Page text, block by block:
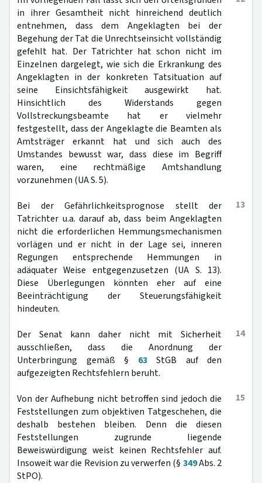
in ihrer Gesamtheit nicht hinreichend deutlich
entnehmen, dass dem Angeklagten bei der
Begehung der Tat die Unrechtseinsicht vollständig
gefehlt hat. Der Tatrichter hat schon nicht im
Einzelnen dargelegt, wie sich die Erkrankung des
Angeklagten in der konkreten Tatsituation auf
seine Einsichtsfähigkeit ausgewirkt hat.
Hinsichtlich des Widerstands gegen
Vollstreckungsbeamte hat er vielmehr
festgestellt, dass der Angeklagte die Beamten als
Amtsträger erkannt hat und sich auch des
Umstandes bewusst war, dass diese im Begriff
waren, eine rechtmäßige Amtshandlung
vorzunehmen (UA S. 5).
13
Bei der Gefährlichkeitsprognose stellt der
Tatrichter u.a. darauf ab, dass beim Angeklagten
nicht die erforderlichen Hemmungsmechanismen
vorlägen und er nicht in der Lage sei, inneren
Regungen entsprechende Hemmungen in
adäquater Weise entgegenzusetzen (UA S. 13).
Diese Überlegungen könnten eher auf eine
Beeinträchtigung der Steuerungsfähigkeit
hindeuten.
14
Der Senat kann daher nicht mit Sicherheit
ausschließen, dass die Anordnung der
Unterbringung gemäß § 63StGB auf den
aufgezeigten Rechtsfehlern beruht.
15
Von der Aufhebung nicht betroffen sind jedoch die
Feststellungen zum objektiven Tatgeschehen, die
deshalb bestehen bleiben. Denn die diesen
Feststellungen zugrunde liegende
Beweiswürdigung weist keinen Rechtsfehler auf.
Insoweit war die Revision zu verwerfen (§ 349Abs. 2
StPO).